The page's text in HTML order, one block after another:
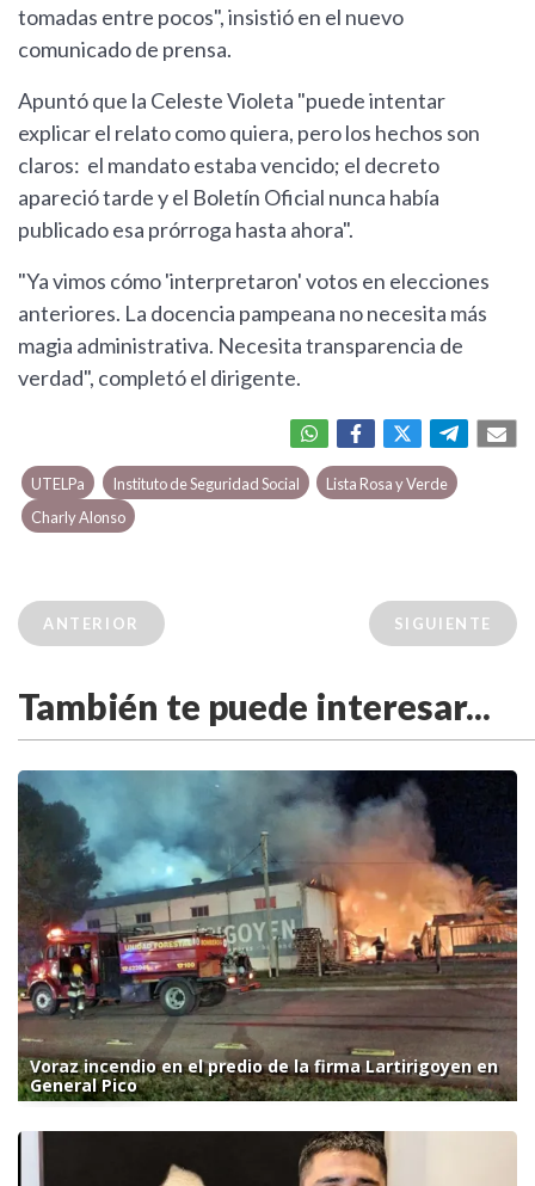
tomadas entre pocos", insistió en el nuevo
comunicado de prensa.
Apuntó que la Celeste Violeta "puede intentar
explicar el relato como quiera, pero los hechos son
claros: el mandato estaba vencido; el decreto
apareció tarde y el Boletín Oficial nunca había
publicado esa prórroga hasta ahora".
"Ya vimos cómo 'interpretaron' votos en elecciones
anteriores. La docencia pampeana no necesita más
magia administrativa. Necesita transparencia de
verdad", completó el dirigente.
UTELPa Instituto de Seguridad Social
Lista Rosa y Verde
Charly Alonso
ANTERIOR SIGUIENTE
También te puede interesar...
Voraz incendio en el predio de la firma Lartirigoyen en
General Pico